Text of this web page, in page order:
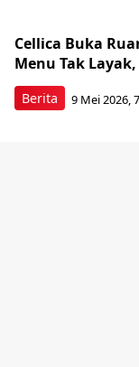
Berita
Cellica Buka
Menu Tak
9 Mei 2026,